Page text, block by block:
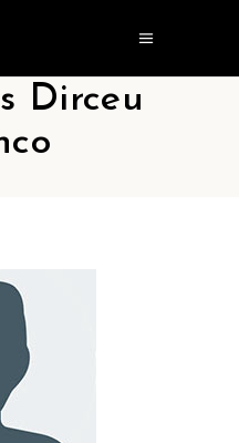
Dirceu